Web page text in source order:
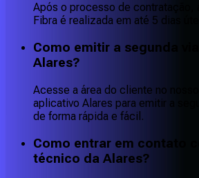
Após o processo de contratação,
Fibra é realizada em até 5 dias
Como emitir a segunda
Alares?
Acesse a área do cliente no nosso
aplicativo Alares para emitir a
de forma rápida e fácil.
Como entrar em contato
técnico da Alares?